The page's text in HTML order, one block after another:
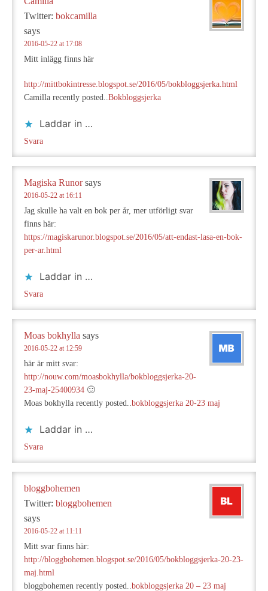
Twitter: bokcamilla
says
2016-05-22 at 17:08
Mitt inlägg finns här
http://mittbokintresse.blogspot.se/2016/05/bokbloggsjerka.html
Camilla recently posted..Bokbloggsjerka
Laddar in …
Svara
Magiska Runor says
2016-05-22 at 16:11
Jag skulle ha valt en bok per år, mer utförligt svar
finns här:
https://magiskarunor.blogspot.se/2016/05/att-endast-lasa-en-bok-
per-ar.html
Laddar in …
Svara
Moas bokhylla says
2016-05-22 at 12:59
här är mitt svar:
http://nouw.com/moasbokhylla/bokbloggsjerka-20-
23-maj-25400934 🙂
Moas bokhylla recently posted..bokbloggsjerka 20-23 maj
Laddar in …
Svara
bloggbohemen
Twitter: bloggbohemen
says
2016-05-22 at 11:11
Mitt svar finns här:
http://bloggbohemen.blogspot.se/2016/05/bokbloggsjerka-20-23-
maj.html
bloggbohemen recently posted..bokbloggsjerka 20 – 23 maj